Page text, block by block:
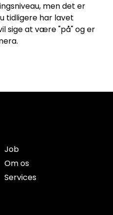
men det er
tidligere har lavet
sige at være "på" og er
Job
Om os
Services